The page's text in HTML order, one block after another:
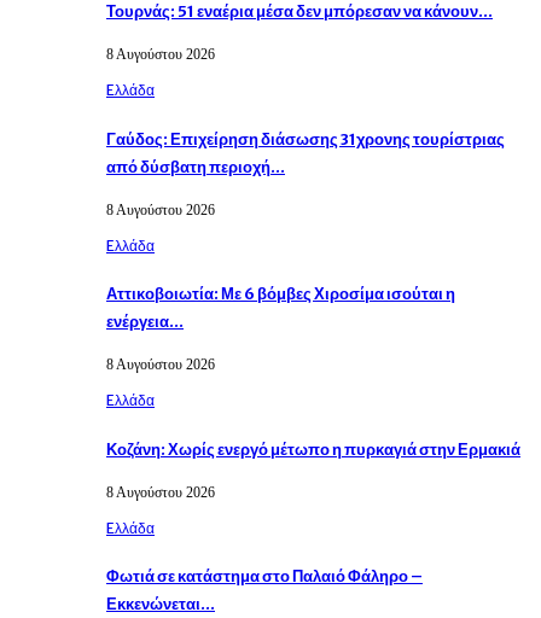
Τουρνάς: 51 εναέρια μέσα δεν μπόρεσαν να κάνουν…
8 Αυγούστου 2026
Eλλάδα
Γαύδος: Επιχείρηση διάσωσης 31χρονης τουρίστριας
από δύσβατη περιοχή…
8 Αυγούστου 2026
Eλλάδα
Αττικοβοιωτία: Με 6 βόμβες Χιροσίμα ισούται η
ενέργεια…
8 Αυγούστου 2026
Eλλάδα
Κοζάνη: Χωρίς ενεργό μέτωπο η πυρκαγιά στην Ερμακιά
8 Αυγούστου 2026
Eλλάδα
Φωτιά σε κατάστημα στο Παλαιό Φάληρο –
Εκκενώνεται…